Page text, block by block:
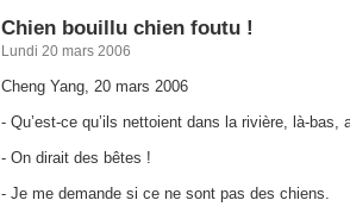
Chien bouillu chien foutu !
Lundi 20 mars 2006
Cheng Yang, 20 mars 2006
- Qu’est-ce qu’ils nettoient dans la rivière, là-bas,
- On dirait des bêtes !
- Je me demande si ce ne sont pas des chiens.